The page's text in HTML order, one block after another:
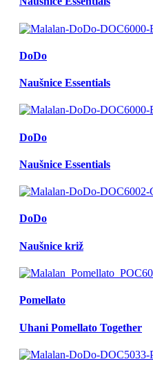
DoDo
Naušnice Essentials
DoDo
Naušnice Essentials
DoDo
Naušnice križ
Pomellato
Uhani Pomellato Together